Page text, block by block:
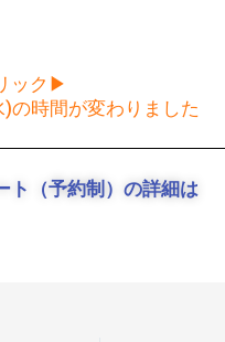
ック▶
時間が変わりました
ト（予約制）の詳細は